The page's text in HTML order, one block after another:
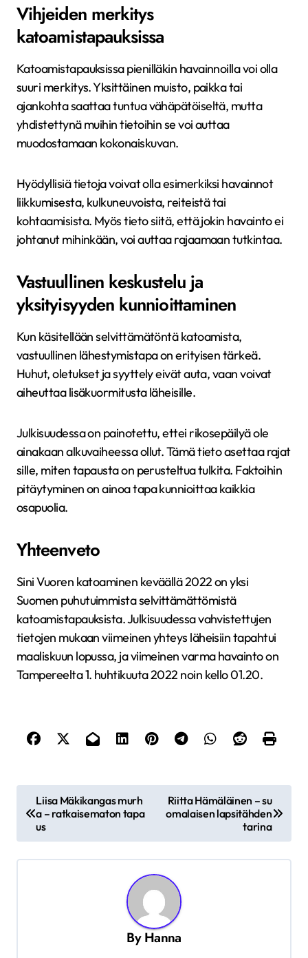
Vihjeiden merkitys
katoamistapauksissa
Katoamistapauksissa pienilläkin havainnoilla voi olla
suuri merkitys. Yksittäinen muisto, paikka tai
ajankohta saattaa tuntua vähäpätöiseltä, mutta
yhdistettynä muihin tietoihin se voi auttaa
muodostamaan kokonaiskuvan.
Hyödyllisiä tietoja voivat olla esimerkiksi havainnot
liikkumisesta, kulkuneuvoista, reiteistä tai
kohtaamisista. Myös tieto siitä, että jokin havainto ei
johtanut mihinkään, voi auttaa rajaamaan tutkintaa.
Vastuullinen keskustelu ja
yksityisyyden kunnioittaminen
Kun käsitellään selvittämätöntä katoamista,
vastuullinen lähestymistapa on erityisen tärkeä.
Huhut, oletukset ja syyttely eivät auta, vaan voivat
aiheuttaa lisäkuormitusta läheisille.
Julkisuudessa on painotettu, ettei rikosepäilyä ole
ainakaan alkuvaiheessa ollut. Tämä tieto asettaa rajat
sille, miten tapausta on perusteltua tulkita. Faktoihin
pitäytyminen on ainoa tapa kunnioittaa kaikkia
osapuolia.
Yhteenveto
Sini Vuoren katoaminen keväällä 2022 on yksi
Suomen puhutuimmista selvittämättömistä
katoamistapauksista. Julkisuudessa vahvistettujen
tietojen mukaan viimeinen yhteys läheisiin tapahtui
maaliskuun lopussa, ja viimeinen varma havainto on
Tampereelta 1. huhtikuuta 2022 noin kello 01.20.
t
i
Liisa Mäkikangas murh
a – ratkaisematon tapa
us
Riitta Hämäläinen – su
omalaisen lapsitähden
tarina
ByHanna